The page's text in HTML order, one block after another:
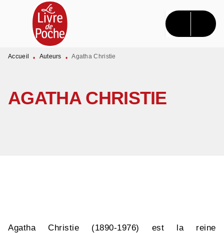
MENU RECHERCHE CONTENU
PIED DE PAGE
Accueil • Auteurs • Agatha Christie
AGATHA CHRISTIE
Agatha Christie (1890-1976) est la reine